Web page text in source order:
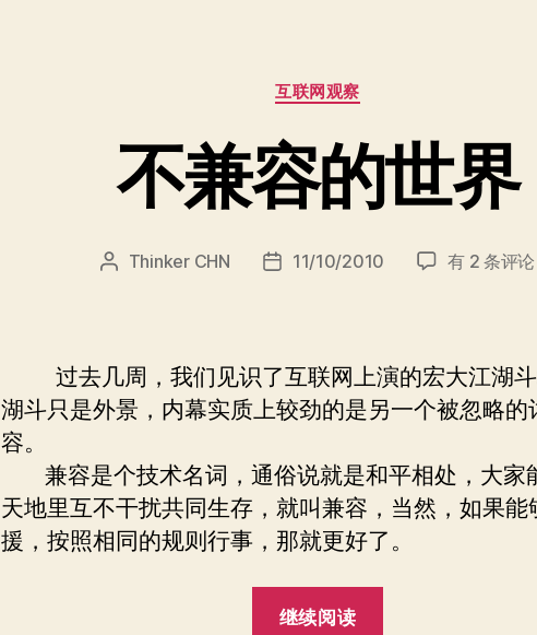
分
类
互联网观察
不兼容的世界
文 Thinker CHN
发 11/10/2010
不
世
界
有 2 条评论
过去几周，我们见识了互联网上演的宏大江湖
湖斗只是外景，内幕实质上较劲的是另一个被忽略的
容。
兼容是个技术名词，通俗说就是和平相处，大家
天地里互不干扰共同生存，就叫兼容，当然，如果能
援，按照相同的规则行事，那就更好了。
继续阅读